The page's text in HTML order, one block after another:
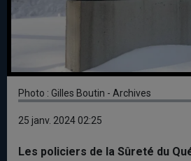
Photo : Gilles Boutin - Archives
25 janv. 2024 02:25
Les policiers de la Sûreté du